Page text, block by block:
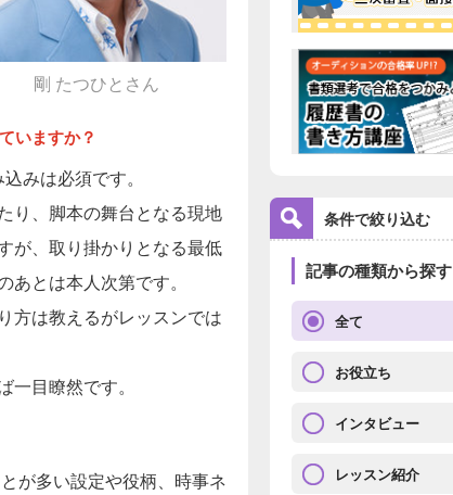
条件で絞り込む
記事の種類から探す
全て
お役立ち
インタビュー
レッスン紹介
剛 たつひとさん
いますか？
みは必須です。
り、脚本の舞台となる現地
が、取り掛かりとなる最低
あとは本人次第です。
方は教えるがレッスンでは
一目瞭然です。
が多い設定や役柄、時事ネ